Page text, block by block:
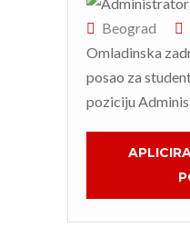
Beograd
Omladinska
posao za
poziciju